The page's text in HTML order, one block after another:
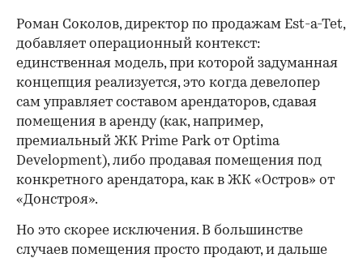
Роман Соколов, директор по продажам Est-a-Tet,
добавляет операционный контекст:
единственная модель, при которой задуманная
концепция реализуется, это когда девелопер
сам управляет составом арендаторов, сдавая
помещения в аренду (как, например,
премиальный ЖК Prime Park от Optima
Development), либо продавая помещения под
конкретного арендатора, как в ЖК «Остров» от
«Донстроя».
Но это скорее исключения. В большинстве
случаев помещения просто продают, и дальше